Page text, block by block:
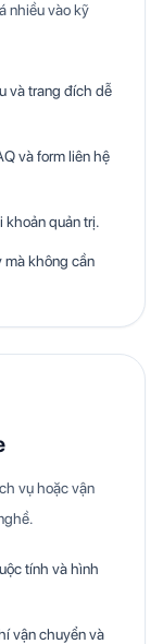
nhiều vào kỹ
và trang đích dễ
và form liên hệ
khoản quản trị.
mà không cần
vụ hoặc vận
tính và hình
vận chuyển và